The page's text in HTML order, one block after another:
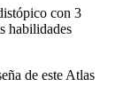
con 3
habilidades
de este Atlas